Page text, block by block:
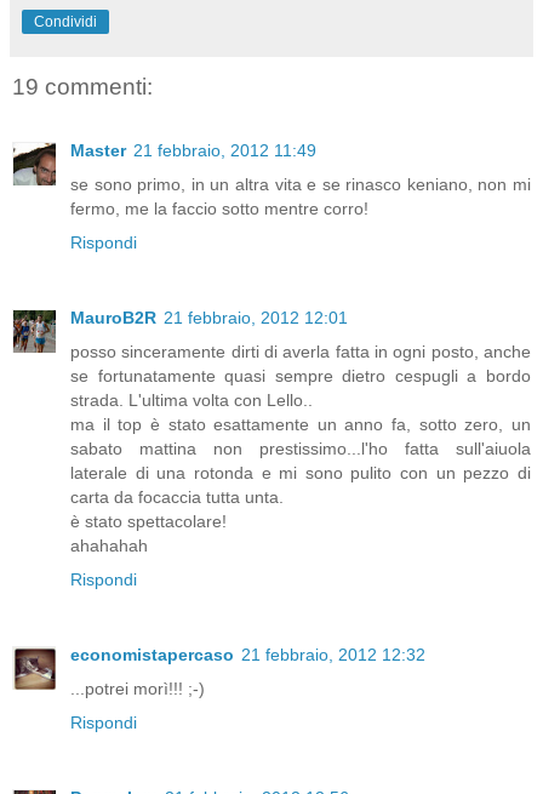
Condividi
19 commenti:
Master 21 febbraio, 2012 11:49
se sono primo, in un altra vita e se rinasco keniano, non mi
fermo, me la faccio sotto mentre corro!
Rispondi
MauroB2R 21 febbraio, 2012 12:01
posso sinceramente dirti di averla fatta in ogni posto, anche
se fortunatamente quasi sempre dietro cespugli a bordo
strada. L'ultima volta con Lello..
ma il top è stato esattamente un anno fa, sotto zero, un
sabato mattina non prestissimo...l'ho fatta sull'aiuola
laterale di una rotonda e mi sono pulito con un pezzo di
carta da focaccia tutta unta.
è stato spettacolare!
ahahahah
Rispondi
economistapercaso 21 febbraio, 2012 12:32
...potrei morì!!! ;-)
Rispondi